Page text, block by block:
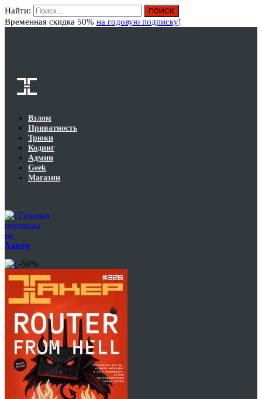
Найти:
Временная скидка 50% на годовую подписку!
Взлом
Приватность
Трюки
Кодинг
Админ
Geek
Магазин
Годовая
подписка
на
Хакер
-50%